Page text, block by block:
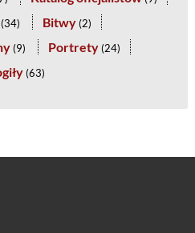
(34) Bitwy (2)
(9) Portrety (24)
(63)